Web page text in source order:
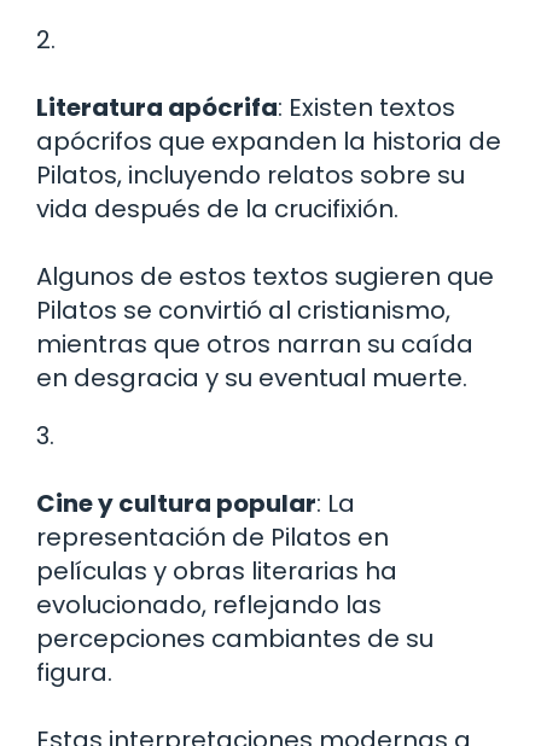
2.
Literatura apócrifa: Existen textos
apócrifos que expanden la historia de
Pilatos, incluyendo relatos sobre su
vida después de la crucifixión.
Algunos de estos textos sugieren que
Pilatos se convirtió al cristianismo,
mientras que otros narran su caída
en desgracia y su eventual muerte.
3.
Cine y cultura popular: La
representación de Pilatos en
películas y obras literarias ha
evolucionado, reflejando las
percepciones cambiantes de su
figura.